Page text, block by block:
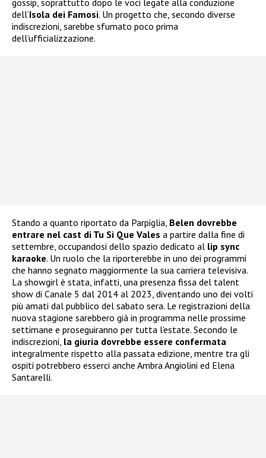
gossip, soprattutto dopo le voci legate alla conduzione
dell’Isola dei Famosi. Un progetto che, secondo diverse
indiscrezioni, sarebbe sfumato poco prima
dell’ufficializzazione.
Stando a quanto riportato da Parpiglia, Belen dovrebbe
entrare nel cast di Tu Si Que Vales a partire dalla fine di
settembre, occupandosi dello spazio dedicato al lip sync
karaoke. Un ruolo che la riporterebbe in uno dei programmi
che hanno segnato maggiormente la sua carriera televisiva.
La showgirl è stata, infatti, una presenza fissa del talent
show di Canale 5 dal 2014 al 2023, diventando uno dei volti
più amati dal pubblico del sabato sera. Le registrazioni della
nuova stagione sarebbero già in programma nelle prossime
settimane e proseguiranno per tutta l’estate. Secondo le
indiscrezioni, la giuria dovrebbe essere confermata
integralmente rispetto alla passata edizione, mentre tra gli
ospiti potrebbero esserci anche Ambra Angiolini ed Elena
Santarelli.